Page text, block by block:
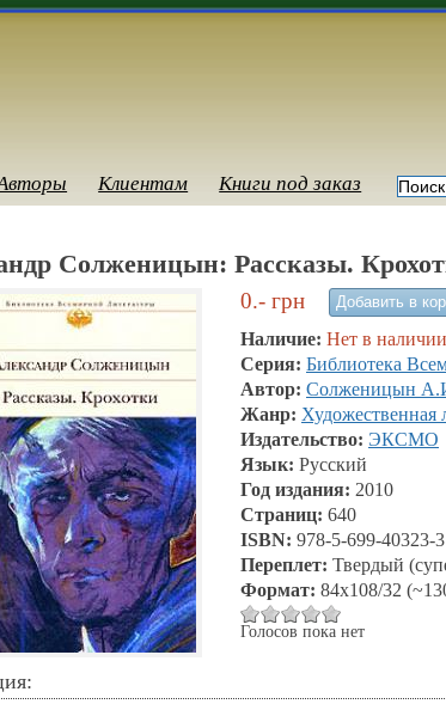
Клиентам Книги под заказ
Солженицын: Рассказы.
0.- грн
Наличие: Нет в наличии
Серия: Библиотека
Автор: Солженицын
Жанр: Художественная
Издательство: ЭКСМО
Язык: Русский
Год издания: 2010
Страниц: 640
ISBN: 978-5-699-40323-3
Переплет: Твердый
Формат: 84x108/32
Голосов пока нет